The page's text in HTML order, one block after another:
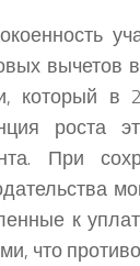
вычетов
который в
роста
При
к
что